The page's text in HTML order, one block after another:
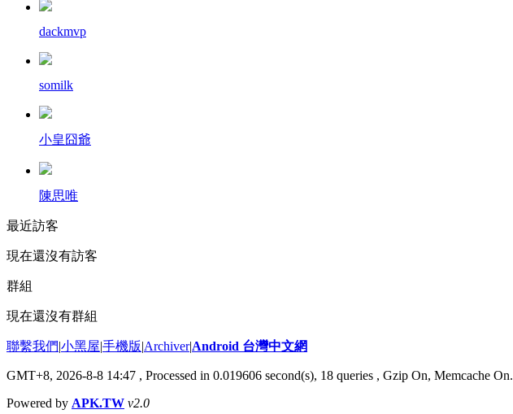
dackmvp
somilk
小皇囧爺
陳思唯
最近訪客
現在還沒有訪客
群組
現在還沒有群組
聯繫我們|小黑屋|手機版|Archiver|Android 台灣中文網
GMT+8, 2026-8-8 14:47 , Processed in 0.019606 second(s), 18 queries , Gzip On, Memcache On.
Powered by APK.TW v2.0